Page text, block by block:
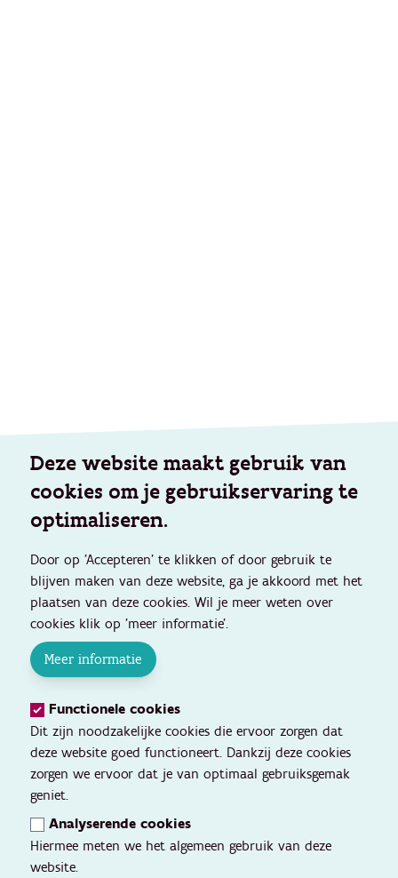
Deze website maakt gebruik van
cookies om je gebruikservaring te
optimaliseren.
Door op 'Accepteren' te klikken of door gebruik te
blijven maken van deze website, ga je akkoord met het
plaatsen van deze cookies. Wil je meer weten over
cookies klik op 'meer informatie'.
Meer informatie
Functionele cookies
Dit zijn noodzakelijke cookies die ervoor zorgen dat
deze website goed functioneert. Dankzij deze cookies
zorgen we ervoor dat je van optimaal gebruiksgemak
geniet.
Analyserende cookies
Hiermee meten we het algemeen gebruik van deze
website.